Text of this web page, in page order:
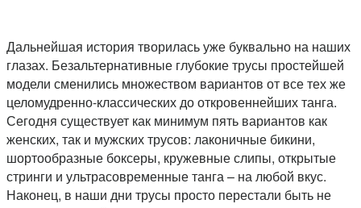
Дальнейшая история творилась уже буквально на наших
глазах. Безальтернативные глубокие трусы простейшей
модели сменились множеством вариантов от все тех же
целомудренно-классических до откровеннейших танга.
Сегодня существует как минимум пять вариантов как
женских, так и мужских трусов: лаконичные бикини,
шортообразные боксеры, кружевные слипы, открытые
стринги и ультрасовременные танга – на любой вкус.
Наконец, в наши дни трусы просто перестали быть не